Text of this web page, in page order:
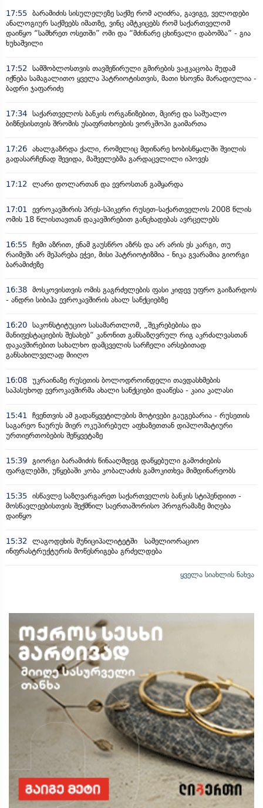
17:55 ბარამიძის სისულელეზე საქმე რომ აღიძრა, გავიგე, ველოდები
ანალოგიურ საქმეებს იმათზე, ვინც ამტკიცებს რომ საქართველომ
დაიწყო “სამხრეთ ოსეთში” ომი და “მძინარე ცხინვალი დაბომბა” - გია
ხუხაშვილი
17:52
სამშობლოსთვის თავშეწირული გმირების ვაჟკაცობა მუდამ
იქნება სამაგალითო ყველა პატრიოტისთვის, მათი ხსოვნა მარადიულია -
ბადრი ჯაფარიძე
17:34 საქართველოს ბანკის ორგანიზებით, მცირე და საშუალო
ბიზნესისთვის შრომის უსაფრთხოების ვორკშოპი გაიმართა
17:26 ახალგაზრდა ქალი, რომელიც მდინარე ხობისწყალში შვილის
გადასარჩენად შევიდა, მაშველებმა გარდაცვლილი იპოვეს
17:12 ლარი დოლართან და ევროსთან გამყარდა
17:01
ევროკავშირის პრეს-სპიკერი რუსეთ-საქართველოს 2008 წლის
ომის 18 წლისთავთან დაკავშირებით განცხადებას ავრცელებს
16:55 ჩემი აზრით, ენამ გაუსწრო აზრს და არ არის ეს კარგი, თუ
რაიმეში არ მეპარება ეჭვი, მისი პატრიოტიზმია - ნიკა გვარამია გიორგი
ბარამიძეზე
16:38 მოსკოვისთვის ომის გაგრძელების ფასი კიდევ უფრო გაიზარდოს
- ანდრი სიბიჰა ევროკავშირის ახალ სანქციებზე
16:20 საკონსტიტუციო სასამართლომ, „შეკრებებისა და
მანიფესტაციების შესახებ“ კანონით განსაზღვრულ რიგ აკრძალვასთან
დაკავშირებით სახალხო დამცველის სარჩელი არსებითად
განსახილველად მიიღო
16:08 უკრაინაზე რუსეთის ბოლოდროინდელი თავდასხმების
საპასუხოდ ევროკავშირმა ახალი სანქციები დააწესა - კაია კალასი
15:41
ჩვენთვის ამ გადაწყვეტილების მოტივები გაუგებარია - რუსეთის
საგარეო ნაურუს მიერ ოკუპირებულ აფხაზეთთან დიპლომატიური
ურთიერთობების შეწყვეტაზე
15:39 გიორგი ბარამიძის წინააღმდეგ დაწყებული გამოძიების
ფარგლებში, უწყებაში კობა კობალაძის გამოკითხვა მიმდინარეობს
15:35 ისწავლე საზღვარგარეთ საქართველოს ბანკის სტიპენდიით -
მოსწავლეებისთვის შექმნილ საერთაშორისო პროგრამაზე მიღება
დაიწყო
15:32
ლაგოდეხის მუნიციპალიტეტში სამელიორაციო
ინფრასტრუქტურის მოწესრიგება გრძელდება
ყველა სიახლის ნახვა